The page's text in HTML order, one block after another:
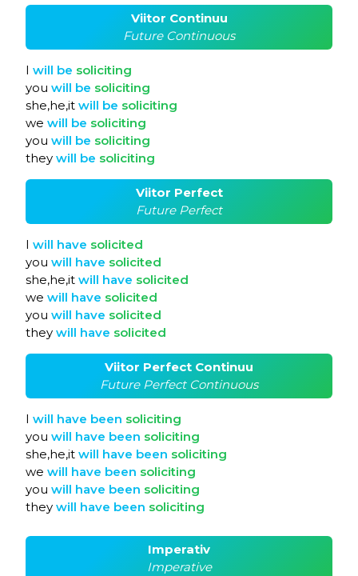
Viitor Continuu
Future Continuous
I will be soliciting
you will be soliciting
she,he,it will be soliciting
we will be soliciting
you will be soliciting
they will be soliciting
Viitor Perfect
Future Perfect
I will have solicited
you will have solicited
she,he,it will have solicited
we will have solicited
you will have solicited
they will have solicited
Viitor Perfect Continuu
Future Perfect Continuous
I will have been soliciting
you will have been soliciting
she,he,it will have been soliciting
we will have been soliciting
you will have been soliciting
they will have been soliciting
Imperativ
Imperative